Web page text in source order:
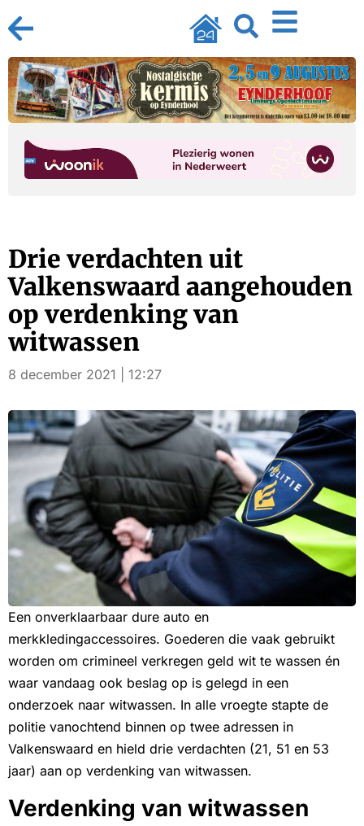
Drie verdachten uit
Valkenswaard aangehouden
op verdenking van
witwassen
8 december 2021 | 12:27
Een onverklaarbaar dure auto en
merkkledingaccessoires. Goederen die vaak gebruikt
worden om crimineel verkregen geld wit te wassen én
waar vandaag ook beslag op is gelegd in een
onderzoek naar witwassen. In alle vroegte stapte de
politie vanochtend binnen op twee adressen in
Valkenswaard en hield drie verdachten (21, 51 en 53
jaar) aan op verdenking van witwassen.
Verdenking van witwassen